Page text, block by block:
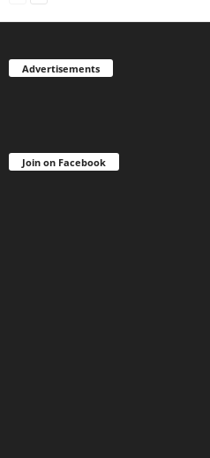
Advertisements
Join on Facebook